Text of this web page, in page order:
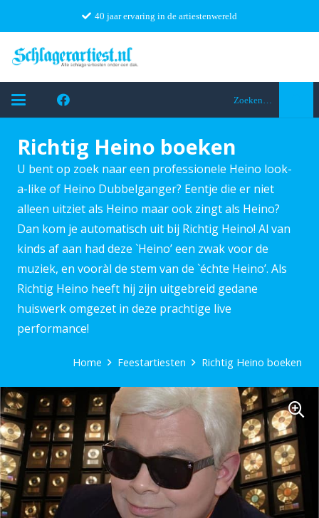
40 jaar ervaring in de artiestenwereld
Zoeken…
Richtig Heino boeken
U bent op zoek naar een professionele Heino look-
a-like of Heino Dubbelganger? Eentje die er niet
alleen uitziet als Heino maar ook zingt als Heino?
Dan kom je automatisch uit bij Richtig Heino! Al van
kinds af aan had deze `Heino’ een zwak voor de
muziek, en vooràl de stem van de `échte Heino’. Als
Richtig Heino heeft hij zijn uitgebreid gedane
huiswerk omgezet in deze prachtige live
performance!
Home Feestartiesten Richtig Heino boeken